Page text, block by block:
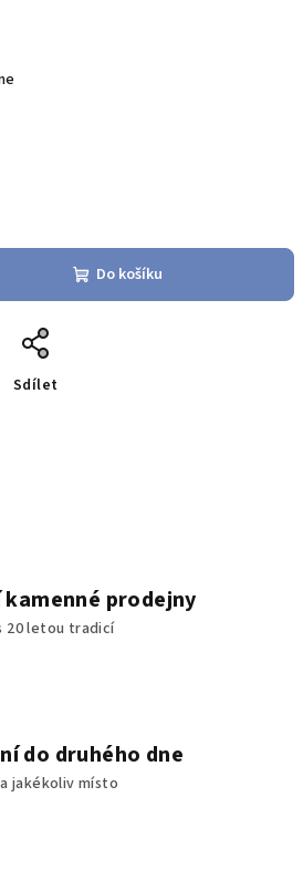
Do košíku
Sdílet
kamenné prodejny
20 letou tradicí
do druhého dne
jakékoliv místo